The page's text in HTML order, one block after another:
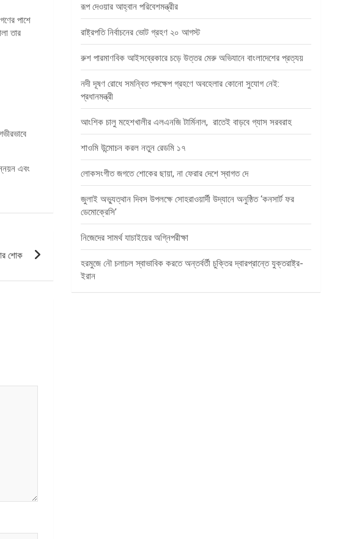
পাশে
তার
এবং
শোক
রূপ দেওয়ার আহ্বান পরিবেশমন্ত্রীর
রাষ্ট্রপতি নির্বাচনের ভোট গ্রহণ ২০ আগস্ট
রুশ পারমাণবিক আইসব্রেকারে চড়ে উত্তর মেরু অভিযানে বাংলাদেশের প্রত্যয়
নদী দূষণ রোধে সমন্বিত পদক্ষেপ গ্রহণে অবহেলার কোনো সুযোগ নেই:
প্রধানমন্ত্রী
আংশিক চালু মহেশখালীর এলএনজি টার্মিনাল, রাতেই বাড়বে গ্যাস সরবরাহ
শাওমি উন্মোচন করল নতুন রেডমি ১৭
লোকসংগীত জগতে শোকের ছায়া, না ফেরার দেশে স্বাগত দে
জুলাই অভ্যুত্থান দিবস উপলক্ষে সোহরাওয়ার্দী উদ্যানে অনুষ্ঠিত ‘কনসার্ট ফর
ডেমোক্রেসি’
নিজেদের সামর্থ যাচাইয়ের অগ্নিপরীক্ষা
হরমুজে নৌ চলাচল স্বাভাবিক করতে অন্তর্বর্তী চুক্তির দ্বারপ্রান্তে যুক্তরাষ্ট্র-
ইরান